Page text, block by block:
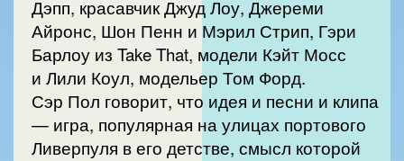
Дэпп, красавчик Джуд Лоу, Джереми
Айронс, Шон Пенн и Мэрил Стрип, Гэри
Барлоу из Take That, модели Кэйт Мосс
и Лили Коул, модельер Том Форд.
Сэр Пол говорит, что идея и песни и клипа
— игра, популярная на улицах портового
Ливерпуля в его детстве, смысл которой